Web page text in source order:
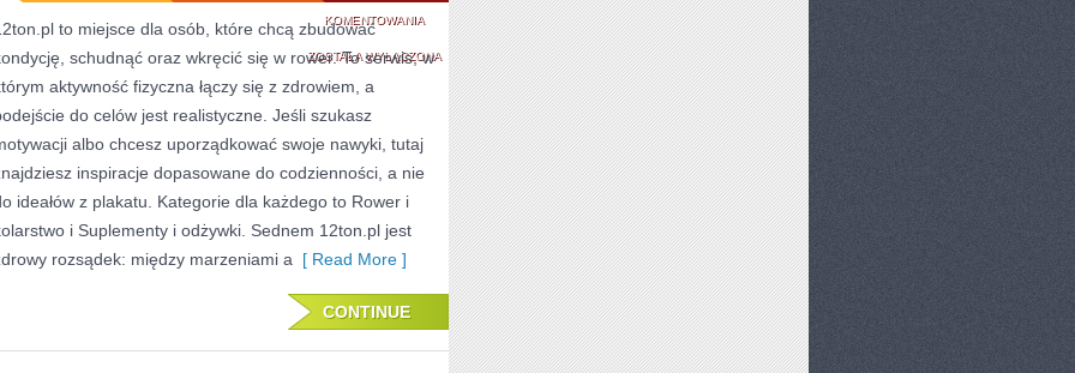
KOMENTOWANIATRENING
ZOSTAŁA WYŁĄCZONA
to miejsce dla osób, które chcą zbudować
schudnąć oraz wkręcić się w rower. To serwis, w
aktywność fizyczna łączy się z zdrowiem, a
do celów jest realistyczne. Jeśli szukasz
albo chcesz uporządkować swoje nawyki, tutaj
inspiracje dopasowane do codzienności, a nie
ideałów z plakatu. Kategorie dla każdego to Rower i
i Suplementy i odżywki. Sednem 12ton.pl jest
rozsądek: między marzeniami a [ Read More ]
CONTINUE